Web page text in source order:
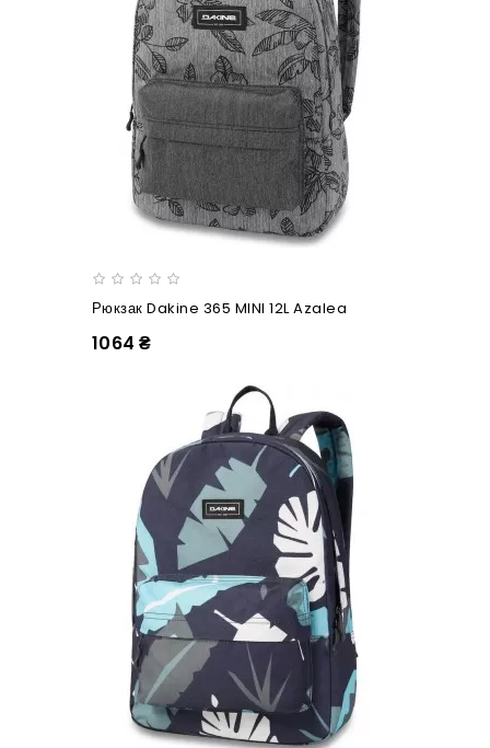
Рюкзак Dakine 365 MINI 12L Azalea
1064 ₴